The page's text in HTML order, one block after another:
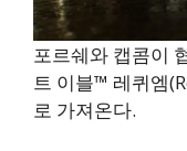
포르쉐와 캡콤이
트 이블™ 레퀴엠
로 가져온다.